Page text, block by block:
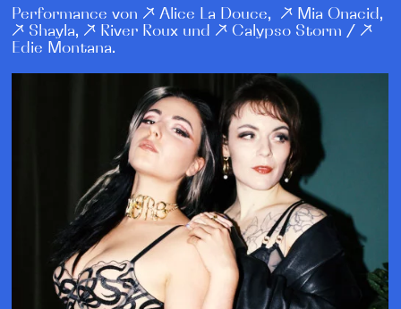
Performance von ↗Alice La Douce, ↗ Mia Onacid,
↗ Shayla, ↗ River Roux und ↗Calypso Storm / ↗
Edie Montana.